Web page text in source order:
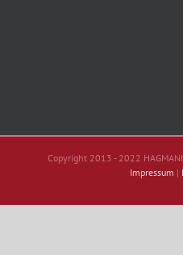
Copyright 2013 - 2022
Impressum |